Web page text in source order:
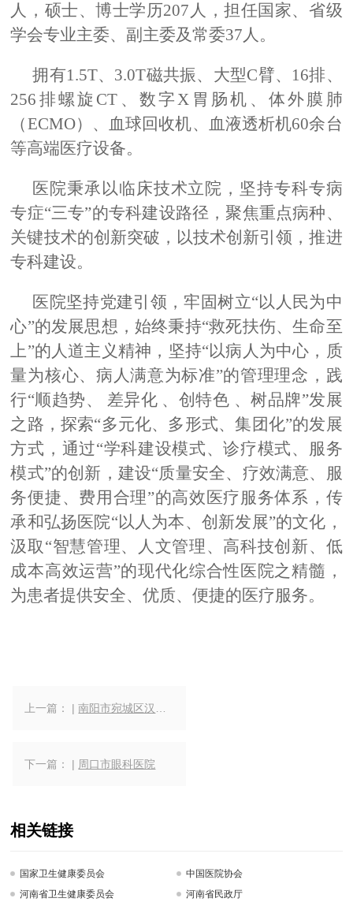
人，硕士、博士学历207人，担任国家、省级
学会专业主委、副主委及常委37人。
拥有1.5T、3.0T磁共振、大型C臂、16排、
256排螺旋CT、数字X胃肠机、体外膜肺
（ECMO）、血球回收机、血液透析机60余台
等高端医疗设备。
医院秉承以临床技术立院，坚持专科专病
专症“三专”的专科建设路径，聚焦重点病种、
关键技术的创新突破，以技术创新引领，推进
专科建设。
医院坚持党建引领，牢固树立“以人民为中
心”的发展思想，始终秉持“救死扶伤、生命至
上”的人道主义精神，坚持“以病人为中心，质
量为核心、病人满意为标准”的管理理念，践
行“顺趋势、 差异化 、创特色 、树品牌”发展
之路，探索“多元化、多形式、集团化”的发展
方式，通过“学科建设模式、诊疗模式、服务
模式”的创新，建设“质量安全、疗效满意、服
务便捷、费用合理”的高效医疗服务体系，传
承和弘扬医院“以人为本、创新发展”的文化，
汲取“智慧管理、人文管理、高科技创新、低
成本高效运营”的现代化综合性医院之精髓，
为患者提供安全、优质、便捷的医疗服务。
上一篇： |南阳市宛城区汉冢乡卫生院
下一篇： | 周口市眼科医院
相关链接
国家卫生健康委员会
河南省卫生健康委员会
中国医院协会
河南省民政厅